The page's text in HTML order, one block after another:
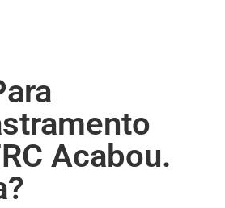
Acabou.